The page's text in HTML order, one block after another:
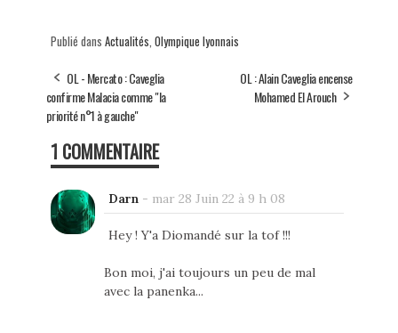
Publié dans Actualités Olympique lyonnais
OL - Mercato : Caveglia
confirme Malacia comme "la
priorité n°1 à gauche"
OL : Alain Caveglia encense
Mohamed El Arouch
1 COMMENTAIRE
Darn - mar 28 Juin 22 à 9 h 08
Hey ! Y'a Diomandé sur la tof !!!
Bon moi, j'ai toujours un peu de mal
avec la panenka...